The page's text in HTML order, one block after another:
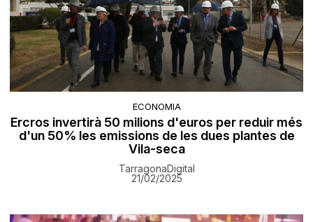
ECONOMIA
Ercros invertirà 50 milions d'euros per reduir més
d'un 50% les emissions de les dues plantes de
Vila-seca
TarragonaDigital
21/02/2025